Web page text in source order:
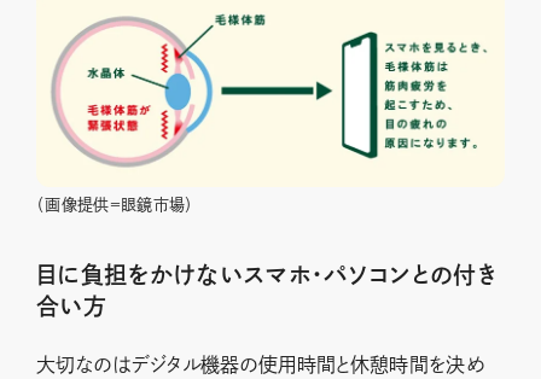
（画像提供＝眼鏡市場）
目に負担をかけないスマホ・パソコンとの付き
合い方
大切なのはデジタル機器の使用時間と休憩時間を決め